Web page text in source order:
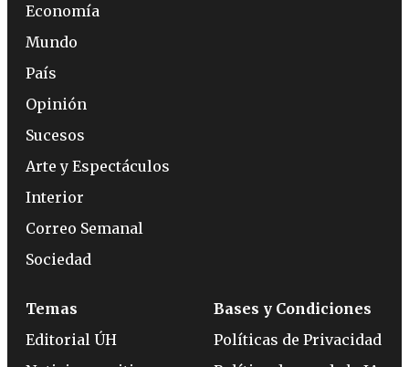
Economía
Mundo
País
Opinión
Sucesos
Arte y Espectáculos
Interior
Correo Semanal
Sociedad
Temas
Editorial ÚH
Bases y Condiciones
Políticas de Privacidad